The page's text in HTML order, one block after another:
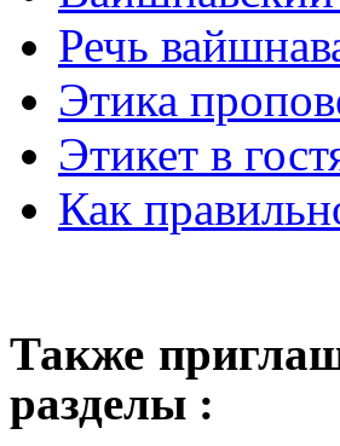
Речь
Этика
Этикет в
Как
Также
разделы :